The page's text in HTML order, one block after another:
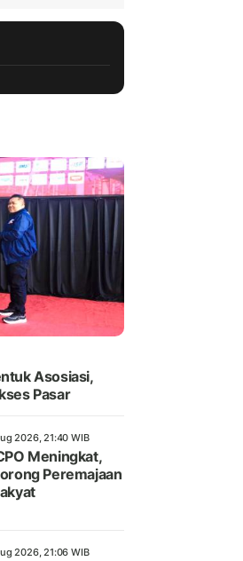
Asosiasi,
Pasar
2026, 21:40 WIB
Meningkat,
Peremajaan
2026, 21:06 WIB